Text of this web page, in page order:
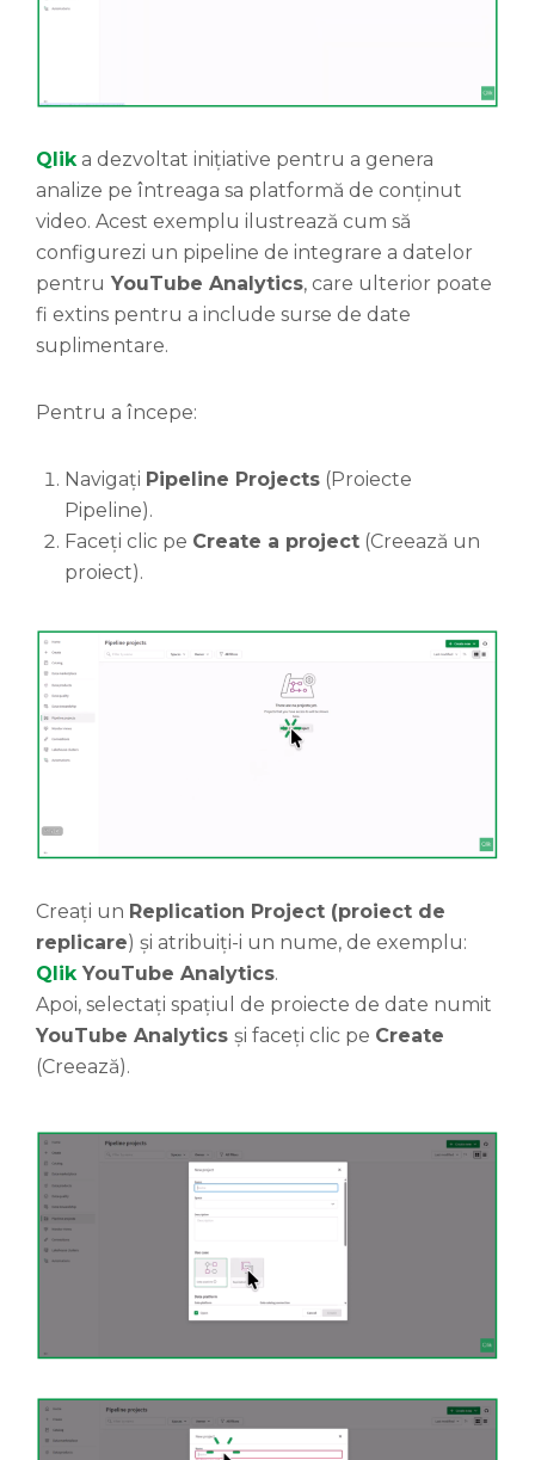
Qlika dezvoltat inițiative pentru a genera
analize pe întreaga sa platformă de conținut
video. Acest exemplu ilustrează cum să
configurezi un pipeline de integrare a datelor
pentru YouTube Analytics, care ulterior poate
fi extins pentru a include surse de date
suplimentare.
Pentru a începe:
Navigați Pipeline Projects (Proiecte
Pipeline).
Faceți clic pe Create a project (Creează un
proiect).
Creați un Replication Project (proiect de
replicare) și atribuiți-i un nume, de exemplu:
QlikYouTube Analytics.
Apoi, selectați spațiul de proiecte de date numit
YouTube Analytics și faceți clic pe Create
(Creează).